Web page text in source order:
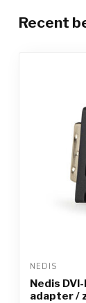
Recent
NEDIS
Nedis
adapter /